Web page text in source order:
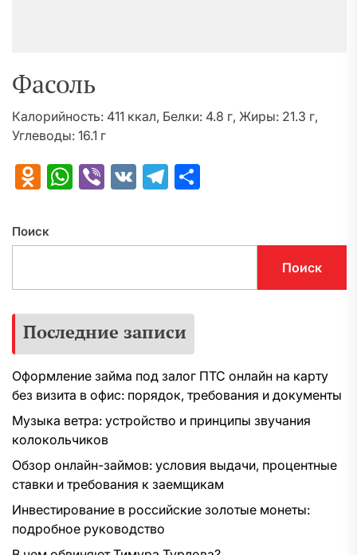
Фасоль
Калорийность: 411 ккал, Белки: 4.8 г, Жиры: 21.3 г,
Углеводы: 16.1 г
Odnoklassniki
WhatsApp
Viber
VK Telegram
Поиск
Поиск
Последние записи
Оформление займа под залог ПТС онлайн на карту
без визита в офис: порядок, требования и документы
Музыка ветра: устройство и принципы звучания
колокольчиков
Обзор онлайн-займов: условия выдачи, процентные
ставки и требования к заемщикам
Инвестирование в российские золотые монеты:
подробное руководство